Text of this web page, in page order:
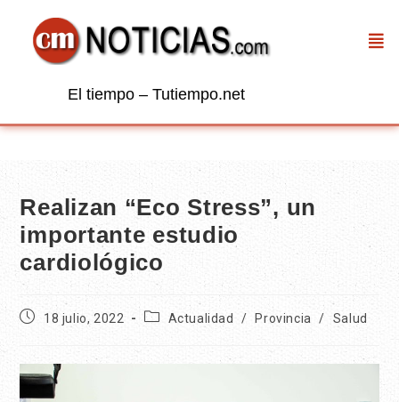
El tiempo – Tutiempo.net
Realizan “Eco Stress”, un
importante estudio
cardiológico
18 julio, 2022 Actualidad / Provincia / Salud